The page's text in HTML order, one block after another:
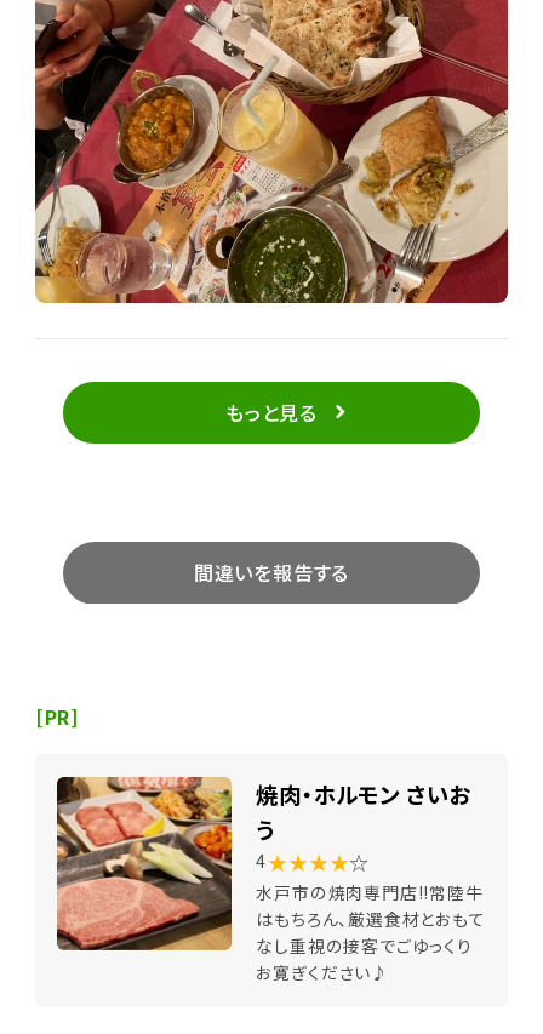
もっと見る
間違いを報告する
[PR]
焼肉・ホルモン さいお
う
4★★★★☆
水戸市の焼肉専門店!!常陸牛
はもちろん、厳選食材とおもて
なし重視の接客でごゆっくり
お寛ぎください♪